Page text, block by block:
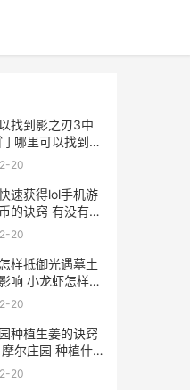
找到影之刃3中
哪里可以找到影
20
速获得lol手机游
的诀窍 有没有快
币的
20
样抵御光遇墓土
响 小龙虾怎样抵
20
种植生姜的诀窍
尔庄园 种植什
20